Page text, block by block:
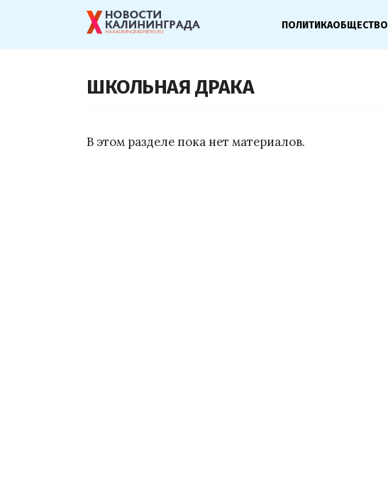
ПОЛИТИКАОБЩЕСТВО
ШКОЛЬНАЯ ДРАКА
В этом разделе пока нет материалов.